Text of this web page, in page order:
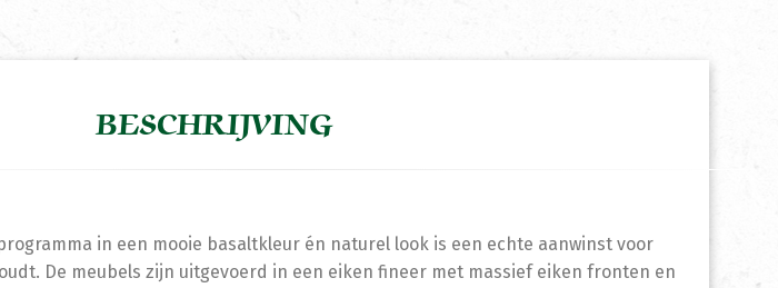
BESCHRIJVING
in een mooie basaltkleur én naturel look is een echte aanwinst voor
De meubels zijn uitgevoerd in een eiken fineer met massief eiken fronten en